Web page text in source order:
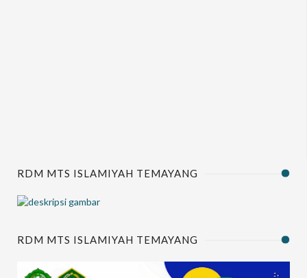
RDM MTS ISLAMIYAH TEMAYANG
RDM MTS ISLAMIYAH TEMAYANG